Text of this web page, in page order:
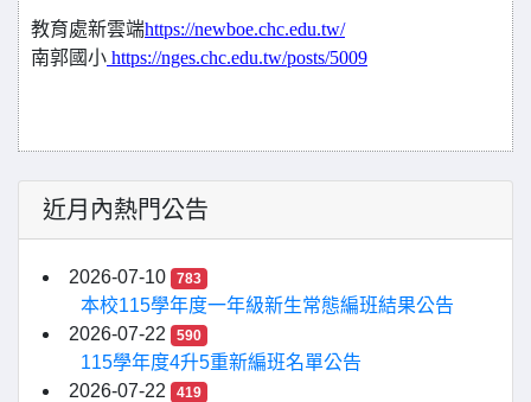
教育處新雲端https://newboe.chc.edu.tw/
南郭國小 https://nges.chc.edu.tw/posts/5009
近月內熱門公告
2026-07-10 783
本校115學年度一年級新生常態編班結果公告
2026-07-22
590
115學年度4升5重新編班名單公告
2026-07-22
419